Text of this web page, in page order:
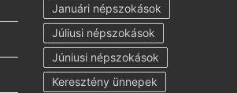
Januári népszokások
Júliusi népszokások
Júniusi népszokások
Keresztény ünnepek